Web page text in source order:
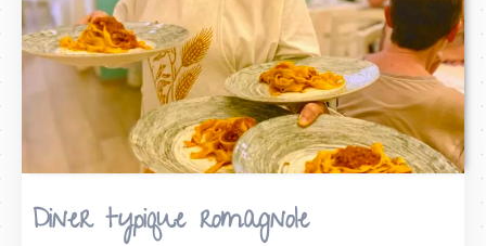
Diner typique romagnole